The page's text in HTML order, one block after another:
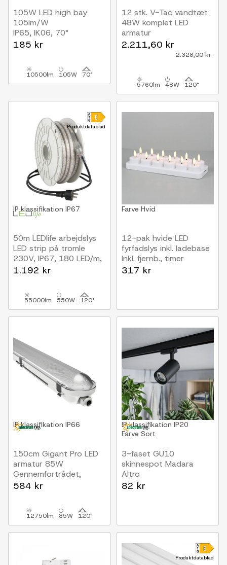
105W LED high bay
105lm/W
IP65, IK06, 70°
spredning
185 kr
10500lm 105W 70°
12 stk. V-Tac vandtæt
48W komplet LED
armatur
150 cm, 120lm/W, IP65,
gennemfortrådet 230V
2.211,60 kr
2.328,00 kr
5760lm 48W 120°
Produktdatablad
IP klassifikation IP67
50m LEDlife arbejdslys
LED strip på tromle
230V, IP67, 180 LED/m,
11W/m, 1100 lm/m
1.192 kr
55000lm 550W 120°
Farve Hvid
12-pak hvide LED
fyrfadslys inkl. ladebase
Inkl. fjernb., timer
317 kr
IP klassifikation IP66
150cm Gigant Pro LED
armatur 85W
Gennemfortrådet,
12750lm, 150lm/W,
584 kr
12750lm 85W 120°
IP klassifikation IP20
Farve Sort
3-faset GU10
skinnespot Madara
Altro
Sort, Uden lyskilde
82 kr
Produktdatablad